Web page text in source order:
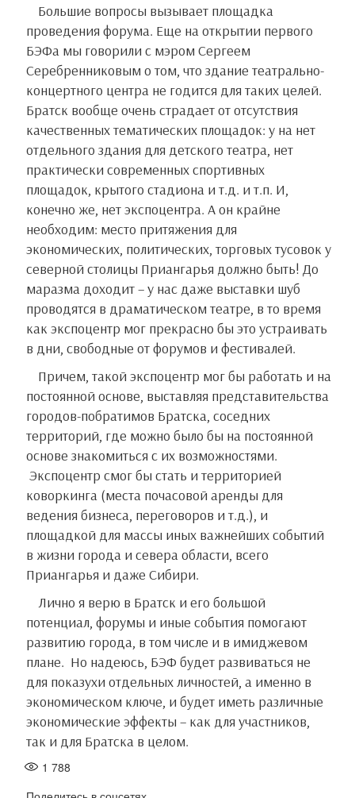
Большие вопросы вызывает площадка
проведения форума. Еще на открытии первого
БЭФа мы говорили с мэром Сергеем
Серебренниковым о том, что здание театрально-
концертного центра не годится для таких целей.
Братск вообще очень страдает от отсутствия
качественных тематических площадок: у на нет
отдельного здания для детского театра, нет
практически современных спортивных
площадок, крытого стадиона и т.д. и т.п. И,
конечно же, нет экспоцентра. А он крайне
необходим: место притяжения для
экономических, политических, торговых тусовок у
северной столицы Приангарья должно быть! До
маразма доходит – у нас даже выставки шуб
проводятся в драматическом театре, в то время
как экспоцентр мог прекрасно бы это устраивать
в дни, свободные от форумов и фестивалей.
Причем, такой экспоцентр мог бы работать и на
постоянной основе, выставляя представительства
городов-побратимов Братска, соседних
территорий, где можно было бы на постоянной
основе знакомиться с их возможностями.
Экспоцентр смог бы стать и территорией
коворкинга (места почасовой аренды для
ведения бизнеса, переговоров и т.д.), и
площадкой для массы иных важнейших событий
в жизни города и севера области, всего
Приангарья и даже Сибири.
Лично я верю в Братск и его большой
потенциал, форумы и иные события помогают
развитию города, в том числе и в имиджевом
плане. Но надеюсь, БЭФ будет развиваться не
для показухи отдельных личностей, а именно в
экономическом ключе, и будет иметь различные
экономические эффекты – как для участников,
так и для Братска в целом.
1 788